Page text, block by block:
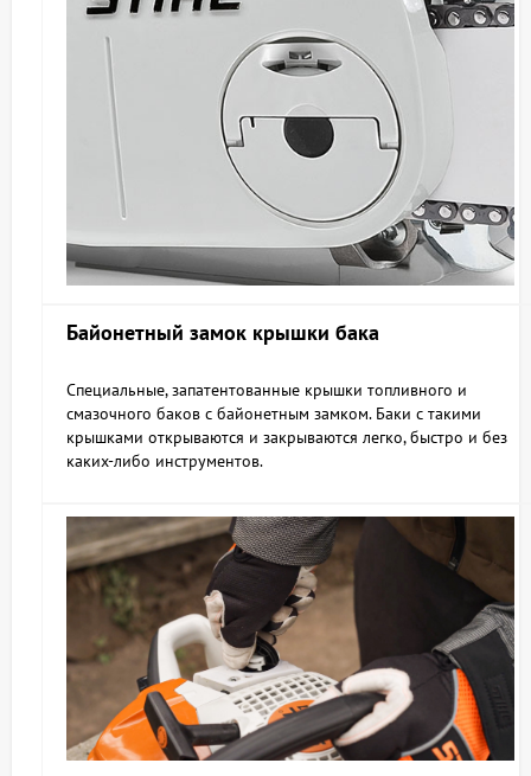
Байонетный замок крышки бака
Специальные, запатентованные крышки топливного и
смазочного баков с байонетным замком. Баки с такими
крышками открываются и закрываются легко, быстро и без
каких-либо инструментов.